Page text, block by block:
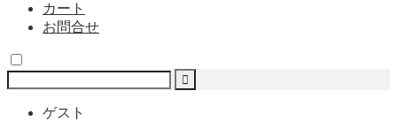
カート
お問合せ
ゲスト